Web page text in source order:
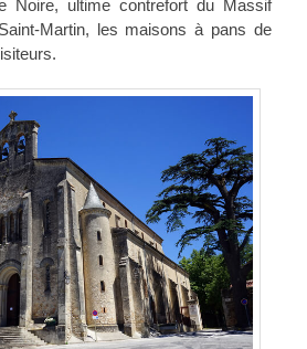
Noire, ultime contrefort du Massif
Martin, les maisons à pans de